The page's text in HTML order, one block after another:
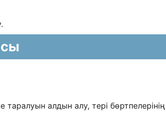
таралуын алдын алу, тері